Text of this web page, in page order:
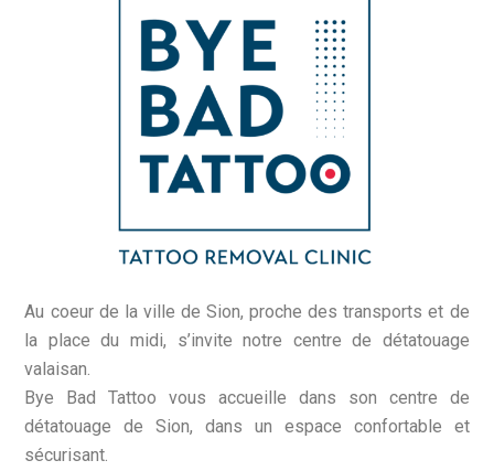
Au coeur de la ville de Sion, proche des transports et de
la place du midi, s’invite notre centre de détatouage
valaisan.
Bye Bad Tattoo vous accueille dans son centre de
détatouage de Sion, dans un espace confortable et
sécurisant.